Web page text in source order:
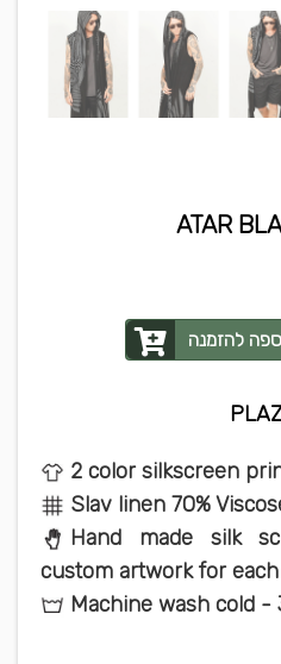
להזמנה
2 color silkscreen
Slav linen 70%
Hand made silk
custom artwork for
Machine wash cold -